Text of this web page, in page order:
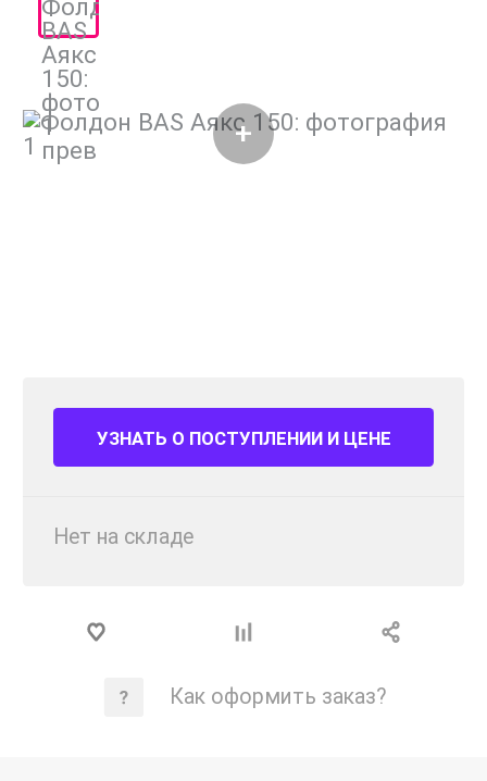
УЗНАТЬ О ПОСТУПЛЕНИИ И ЦЕНЕ
Нет на складе
Как оформить заказ?